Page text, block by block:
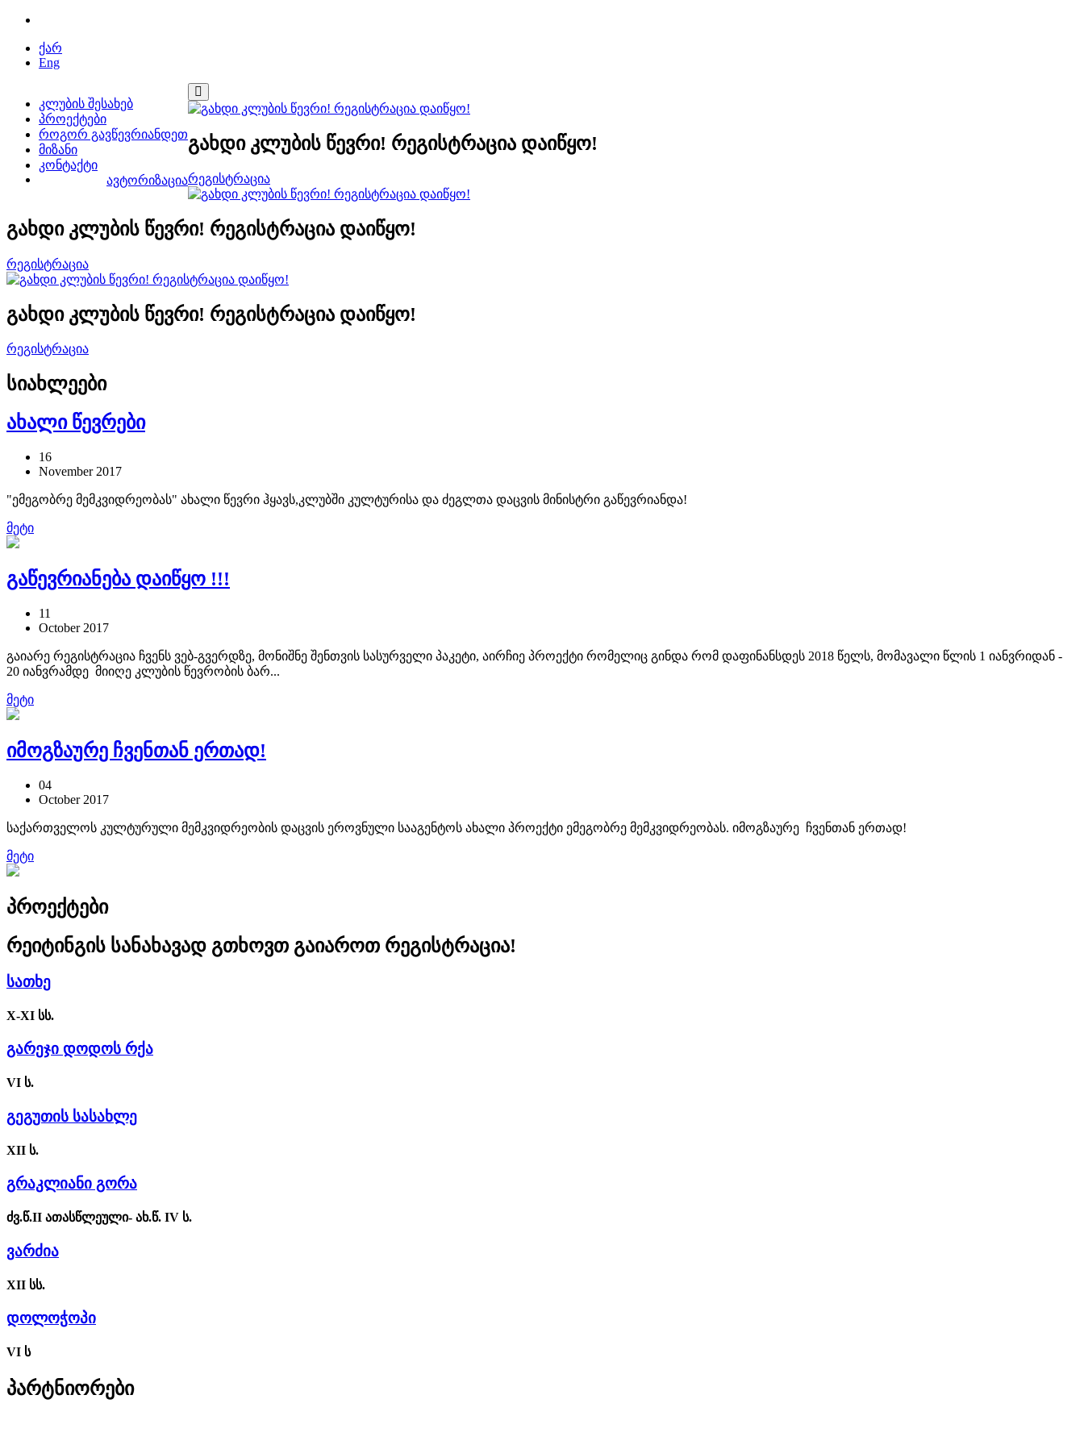
ქარ
Eng
კლუბის შესახებ
პროექტები
როგორ გავწევრიანდეთ
მიზანი
კონტაქტი
ავტორიზაცია
გახდი კლუბის წევრი! რეგისტრაცია დაიწყო!
რეგისტრაცია
გახდი კლუბის წევრი! რეგისტრაცია დაიწყო!
რეგისტრაცია
გახდი კლუბის წევრი! რეგისტრაცია დაიწყო!
რეგისტრაცია
სიახლეები
ახალი წევრები
16
November 2017
"ემეგობრე მემკვიდრეობას" ახალი წევრი ჰყავს,კლუბში კულტურისა და ძეგლთა დაცვის მინისტრი გაწევრიანდა!
მეტი
გაწევრიანება დაიწყო !!!
11
October 2017
გაიარე რეგისტრაცია ჩვენს ვებ-გვერდზე, მონიშნე შენთვის სასურველი პაკეტი, აირჩიე პროექტი რომელიც გინდა რომ დაფინანსდეს 2018 წელს, მომავალი წლის 1 იანვრიდან -
20 იანვრამდე მიიღე კლუბის წევრობის ბარ...
მეტი
იმოგზაურე ჩვენთან ერთად!
04
October 2017
საქართველოს კულტურული მემკვიდრეობის დაცვის ეროვნული სააგენტოს ახალი პროექტი ემეგობრე მემკვიდრეობას. იმოგზაურე ჩვენთან ერთად!
მეტი
პროექტები
რეიტინგის სანახავად გთხოვთ გაიაროთ რეგისტრაცია!
სათხე
X-XI სს.
გარეჯი დოდოს რქა
VI ს.
გეგუთის სასახლე
XII ს.
გრაკლიანი გორა
ძვ.წ.II ათასწლეული- ახ.წ. IV ს.
ვარძია
XII სს.
დოლოჭოპი
VI ს
პარტნიორები